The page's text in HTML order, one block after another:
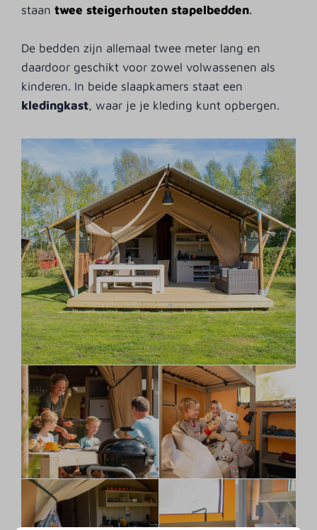
staan twee steigerhouten stapelbedden.
De bedden zijn allemaal twee meter lang en
daardoor geschikt voor zowel volwassenen als
kinderen. In beide slaapkamers staat een
kledingkast, waar je je kleding kunt opbergen.